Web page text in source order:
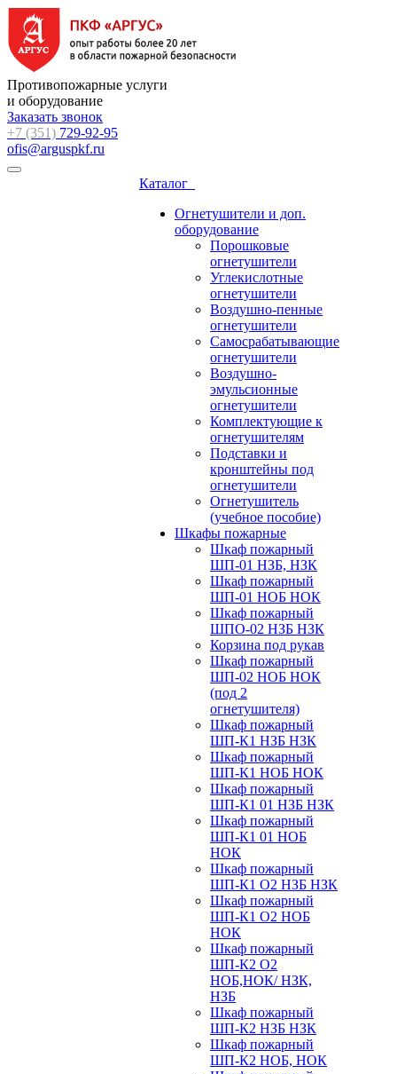
Противопожарные услуги
и оборудование
Заказать звонок
+7 (351) 729-92-95
ofis@arguspkf.ru
Каталог
Огнетушители и доп.
оборудование
Порошковые
огнетушители
Углекислотные
огнетушители
Воздушно-пенные
огнетушители
Самосрабатывающие
огнетушители
Воздушно-
эмульсионные
огнетушители
Комплектующие к
огнетушителям
Подставки и
кронштейны под
огнетушители
Огнетушитель
(учебное пособие)
Шкафы пожарные
Шкаф пожарный
ШП-01 НЗБ, НЗК
Шкаф пожарный
ШП-01 НОБ НОК
Шкаф пожарный
ШПО-02 НЗБ НЗК
Корзина под рукав
Шкаф пожарный
ШП-02 НОБ НОК
(под 2
огнетушителя)
Шкаф пожарный
ШП-К1 НЗБ НЗК
Шкаф пожарный
ШП-К1 НОБ НОК
Шкаф пожарный
ШП-К1 01 НЗБ НЗК
Шкаф пожарный
ШП-К1 01 НОБ
НОК
Шкаф пожарный
ШП-К1 О2 НЗБ НЗК
Шкаф пожарный
ШП-К1 О2 НОБ
НОК
Шкаф пожарный
ШП-К2 О2
НОБ,НОК/ НЗК,
НЗБ
Шкаф пожарный
ШП-К2 НЗБ НЗК
Шкаф пожарный
ШП-К2 НОБ, НОК